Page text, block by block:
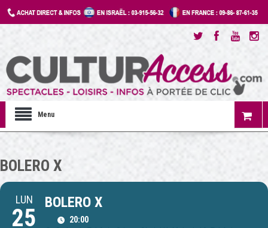
Menu
BOLERO X
LUN
25
BOLERO X
20:00